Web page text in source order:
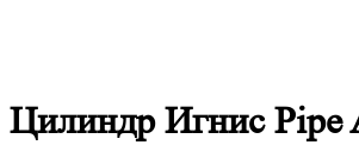
Цилиндр Игнис